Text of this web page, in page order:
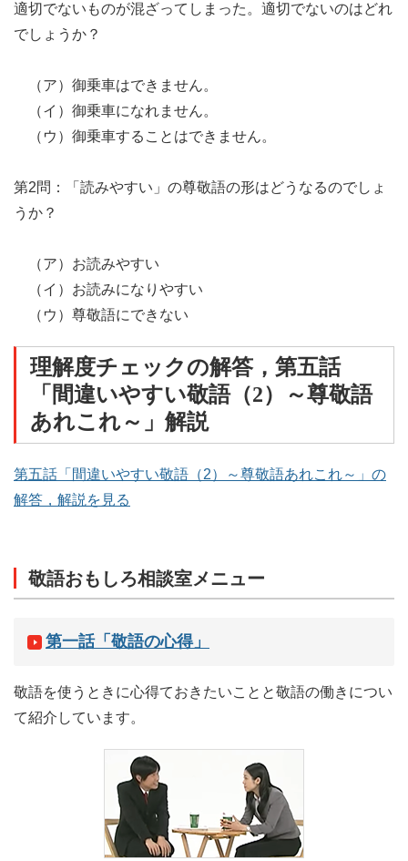
適切でないものが混ざってしまった。適切でないのはどれ
でしょうか？
（ア）御乗車はできません。
（イ）御乗車になれません。
（ウ）御乗車することはできません。
第2問：「読みやすい」の尊敬語の形はどうなるのでしょ
うか？
（ア）お読みやすい
（イ）お読みになりやすい
（ウ）尊敬語にできない
理解度チェックの解答，第五話
「間違いやすい敬語（2）～尊敬語
あれこれ～」解説
第五話「間違いやすい敬語（2）～尊敬語あれこれ～」の
解答，解説を見る
敬語おもしろ相談室メニュー
第一話「敬語の心得」
敬語を使うときに心得ておきたいことと敬語の働きについ
て紹介しています。